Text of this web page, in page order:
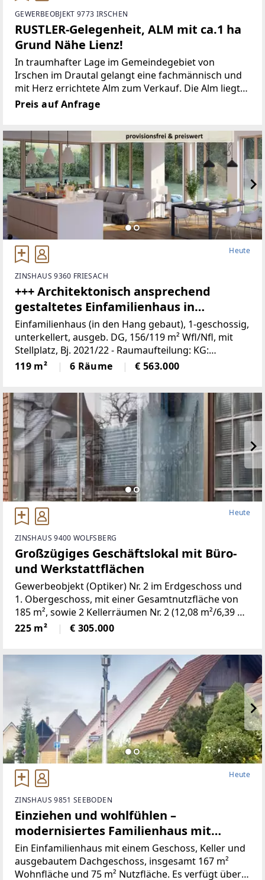
GEWERBEOBJEKT 9773 IRSCHEN
RUSTLER-Gelegenheit, ALM mit ca.1 ha
Grund Nähe Lienz!
In traumhafter Lage im Gemeindegebiet von
Irschen im Drautal gelangt eine fachmännisch und
mit Herz errichtete Alm zum Verkauf. Die Alm liegt
auf 1435 m Seehöhe und ist zuerst über einen
asphaltierten Gemeindeweg (Leppen), die restlichen
Preis auf Anfrage
Heute
ZINSHAUS 9360 FRIESACH
+++ Architektonisch ansprechend
gestaltetes Einfamilienhaus in
Hanglage +++
Einfamilienhaus (in den Hang gebaut), 1-geschossig,
unterkellert, ausgeb. DG, 156/119 m² Wfl/Nfl, mit
Stellplatz, Bj. 2021/22 - Raumaufteilung: KG:
Vorraum, Büro, Bad/WC, Technikraum, Yogaraum
(groß), Carport im KG, 119,11 m²; EG: Vorraum,
119 m² 6 Räume € 563.000
Heute
ZINSHAUS 9400 WOLFSBERG
Großzügiges Geschäftslokal mit Büro-
und Werkstattflächen
Gewerbeobjekt (Optiker) Nr. 2 im Erdgeschoss und
1. Obergeschoss, mit einer Gesamtnutzfläche von
185 m², sowie 2 Kellerräumen Nr. 2 (12,08 m²/6,39 m²
Nutzfläche), Baujahr 1967. Aufteilung der Räume:
Erdgeschoss: Eingangsbereich, Verkaufsfläche,
225 m² € 305.000
Heute
ZINSHAUS 9851 SEEBODEN
Einziehen und wohlfühlen –
modernisiertes Familienhaus mit
zahlreichen Extras
Ein Einfamilienhaus mit einem Geschoss, Keller und
ausgebautem Dachgeschoss, insgesamt 167 m²
Wohnfläche und 75 m² Nutzfläche. Es verfügt über